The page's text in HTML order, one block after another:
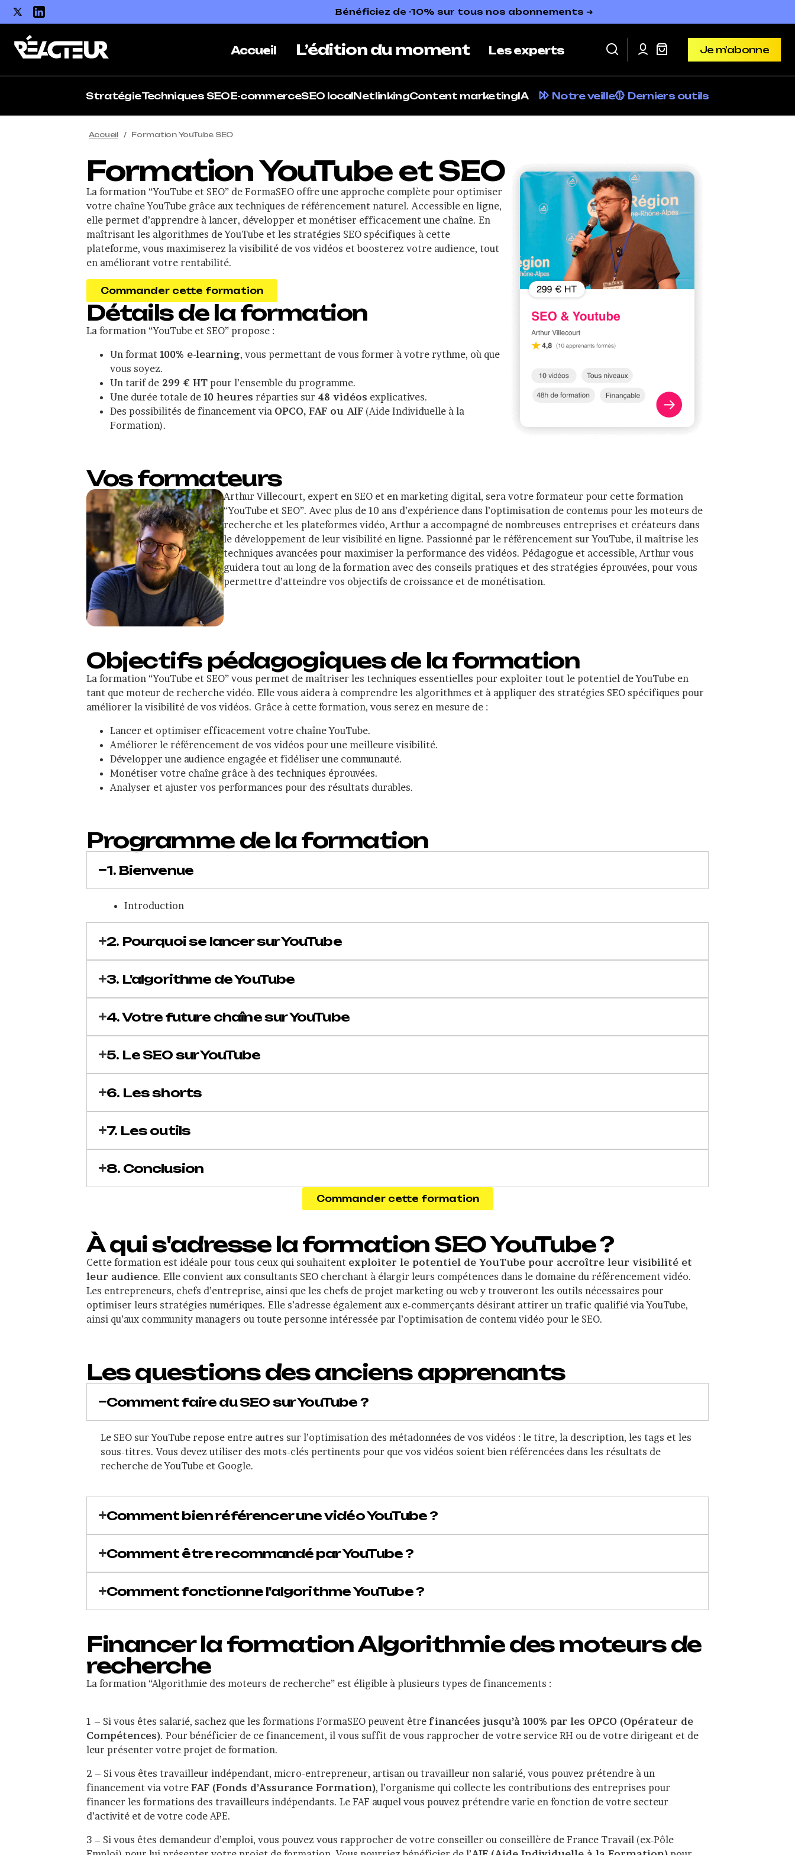
Bénéficiez de -10% sur tous nos abonnements ➜
Accueil L’édition du moment Les experts
Je m'abonne
StratégieTechniques SEOE-commerceSEO localNetlinkingContent marketingIA Notre veille Derniers outils
Accueil Formation YouTube SEO
Formation YouTube et SEO
La formation “YouTube et SEO” de FormaSEO offre une approche complète pour optimiser
votre chaîne YouTube grâce aux techniques de référencement naturel. Accessible en ligne,
elle permet d’apprendre à lancer, développer et monétiser efficacement une chaîne. En
maîtrisant les algorithmes de YouTube et les stratégies SEO spécifiques à cette
plateforme, vous maximiserez la visibilité de vos vidéos et boosterez votre audience, tout
en améliorant votre rentabilité.
Commander cette formation
Détails de la formation
La formation “YouTube et SEO” propose :
Un format 100% e-learning, vous permettant de vous former à votre rythme, où que
vous soyez.
Un tarif de 299 € HT pour l’ensemble du programme.
Une durée totale de 10 heures réparties sur 48 vidéos explicatives.
Des possibilités de financement via OPCO, FAF ou AIF (Aide Individuelle à la
Formation).
Vos formateurs
Arthur Villecourt, expert en SEO et en marketing digital, sera votre formateur pour cette formation
“YouTube et SEO”. Avec plus de 10 ans d’expérience dans l’optimisation de contenus pour les moteurs de
recherche et les plateformes vidéo, Arthur a accompagné de nombreuses entreprises et créateurs dans
le développement de leur visibilité en ligne. Passionné par le référencement sur YouTube, il maîtrise les
techniques avancées pour maximiser la performance des vidéos. Pédagogue et accessible, Arthur vous
guidera tout au long de la formation avec des conseils pratiques et des stratégies éprouvées, pour vous
permettre d’atteindre vos objectifs de croissance et de monétisation.
Objectifs pédagogiques de la formation
La formation “YouTube et SEO” vous permet de maîtriser les techniques essentielles pour exploiter tout le potentiel de YouTube en
tant que moteur de recherche vidéo. Elle vous aidera à comprendre les algorithmes et à appliquer des stratégies SEO spécifiques pour
améliorer la visibilité de vos vidéos. Grâce à cette formation, vous serez en mesure de :
Lancer et optimiser efficacement votre chaîne YouTube.
Améliorer le référencement de vos vidéos pour une meilleure visibilité.
Développer une audience engagée et fidéliser une communauté.
Monétiser votre chaîne grâce à des techniques éprouvées.
Analyser et ajuster vos performances pour des résultats durables.
Programme de la formation
1. Bienvenue
Introduction
2. Pourquoi se lancer sur YouTube
3. L'algorithme de YouTube
4. Votre future chaîne sur YouTube
5. Le SEO sur YouTube
6. Les shorts
7. Les outils
8. Conclusion
Commander cette formation
À qui s'adresse la formation SEO YouTube ?
Cette formation est idéale pour tous ceux qui souhaitent exploiter le potentiel de YouTube pour accroître leur visibilité et
leur audience. Elle convient aux consultants SEO cherchant à élargir leurs compétences dans le domaine du référencement vidéo.
Les entrepreneurs, chefs d’entreprise, ainsi que les chefs de projet marketing ou web y trouveront les outils nécessaires pour
optimiser leurs stratégies numériques. Elle s’adresse également aux e-commerçants désirant attirer un trafic qualifié via YouTube,
ainsi qu’aux community managers ou toute personne intéressée par l’optimisation de contenu vidéo pour le SEO.
Les questions des anciens apprenants
Comment faire du SEO sur YouTube ?
Le SEO sur YouTube repose entre autres sur l’optimisation des métadonnées de vos vidéos : le titre, la description, les tags et les
sous-titres. Vous devez utiliser des mots-clés pertinents pour que vos vidéos soient bien référencées dans les résultats de
recherche de YouTube et Google.
Comment bien référencer une vidéo YouTube ?
Comment être recommandé par YouTube ?
Comment fonctionne l'algorithme YouTube ?
Financer la formation Algorithmie des moteurs de
recherche
La formation “Algorithmie des moteurs de recherche” est éligible à plusieurs types de financements :
1 – Si vous êtes salarié, sachez que les formations FormaSEO peuvent être financées jusqu’à 100% par les OPCO (Opérateur de
Compétences). Pour bénéficier de ce financement, il vous suffit de vous rapprocher de votre service RH ou de votre dirigeant et de
leur présenter votre projet de formation.
2 – Si vous êtes travailleur indépendant, micro-entrepreneur, artisan ou travailleur non salarié, vous pouvez prétendre à un
financement via votre FAF (Fonds d’Assurance Formation), l’organisme qui collecte les contributions des entreprises pour
financer les formations des travailleurs indépendants. Le FAF auquel vous pouvez prétendre varie en fonction de votre secteur
d’activité et de votre code APE.
3 – Si vous êtes demandeur d’emploi, vous pouvez vous rapprocher de votre conseiller ou conseillère de France Travail (ex-Pôle